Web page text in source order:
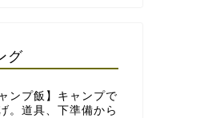
グ
ャンプ飯】キャンプで
。道具、下準備から